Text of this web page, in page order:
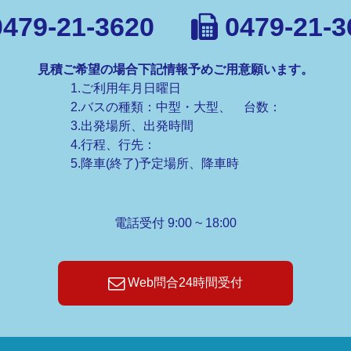
21-3620 0479-21-
見積ご希望の場合下記情報予めご用意願います。
1.ご利用年月日曜日
2.バスの種類：中型・大型、 台数：
3.出発場所、出発時間
4.行程、行先：
5.降車(終了)予定場所、降車時
電話受付 9:00 ~ 18:00
Web問合24時間受付